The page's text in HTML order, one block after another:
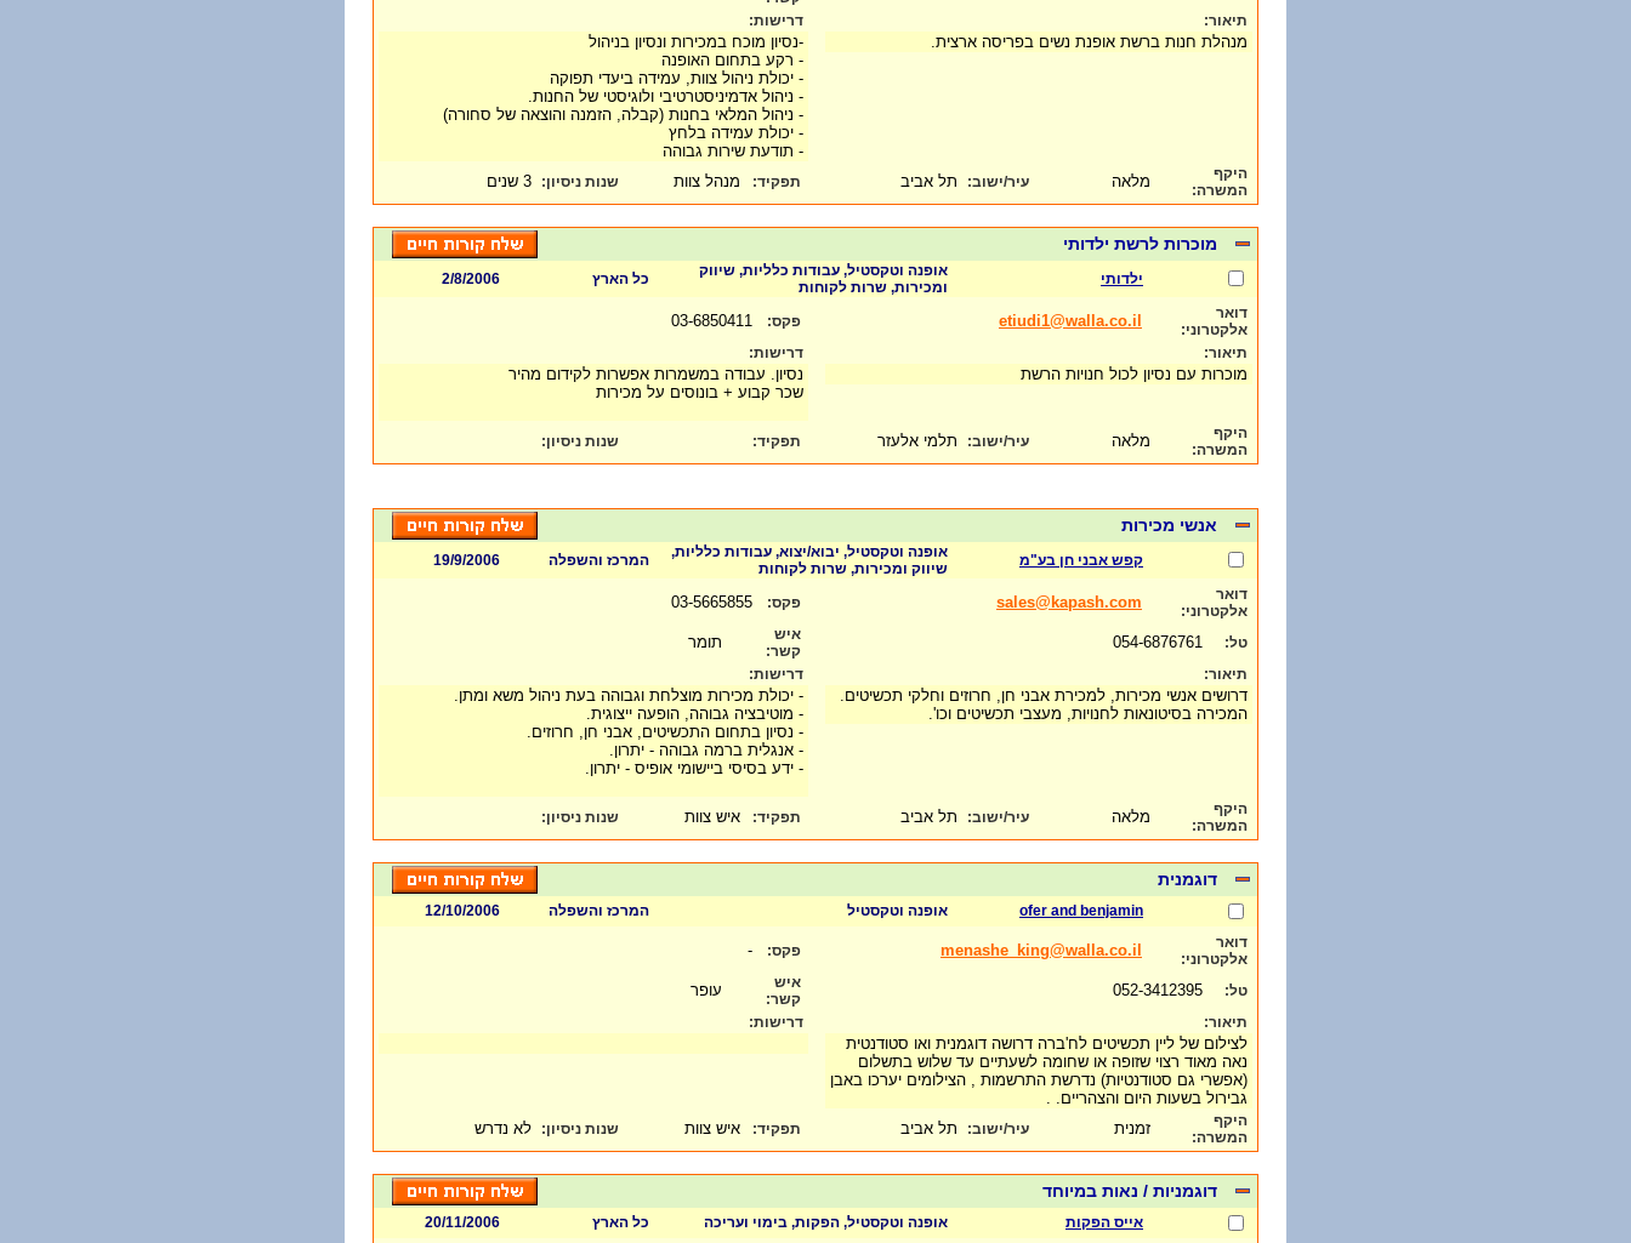
תיאור:
מנהלת חנות ברשת אופנת נשים בפריסה ארצית.
דרישות:
-נסיון מוכח במכירות ונסיון בניהול
- רקע בתחום האופנה
- יכולת ניהול צוות, עמידה ביעדי תפוקה
- ניהול אדמיניסטרטיבי ולוגיסטי של החנות.
- ניהול המלאי בחנות (קבלה, הזמנה והוצאה של סחורה)
- יכולת עמידה בלחץ
- תודעת שירות גבוהה
היקף
המשרה:
מלאה עיר/ישוב: תל אביב תפקיד: מנהל צוות שנות ניסיון: 3 שנים
מוכרות לרשת ילדותי
ילדותי
אופנה וטקסטיל, עבודות כלליות, שיווק
ומכירות, שרות לקוחות
כל הארץ
2/8/2006
דואר
אלקטרוני:
etiudi1@walla.co.il פקס:
תיאור:
מוכרות עם נסיון לכול חנויות הרשת
דרישות:
נסיון. עבודה במשמרות אפשרות לקידום מהיר
שכר קבוע + בונוסים על מכירות
היקף
המשרה:
מלאה עיר/ישוב: תלמי אלעזר תפקיד: שנות ניסיון:
אנשי מכירות
קפש אבני חן בע"מ
אופנה וטקסטיל, יבוא/יצוא, עבודות כלליות,
שיווק ומכירות, שרות לקוחות
המרכז והשפלה
19/9/2006
דואר
אלקטרוני:
sales@kapash.com פקס:
טל:
איש
קשר:
תומר
תיאור:
דרושים אנשי מכירות, למכירת אבני חן, חרוזים וחלקי תכשיטים.
המכירה בסיטונאות לחנויות, מעצבי תכשיטים וכו'.
דרישות:
- יכולת מכירות מוצלחת וגבוהה בעת ניהול משא ומתן.
- מוטיבציה גבוהה, הופעה ייצוגית.
- נסיון בתחום התכשיטים, אבני חן, חרוזים.
- אנגלית ברמה גבוהה - יתרון.
- ידע בסיסי ביישומי אופיס - יתרון.
היקף
המשרה:
מלאה עיר/ישוב: תל אביב תפקיד: איש צוות שנות ניסיון:
דוגמנית
ofer and benjamin אופנה וטקסטיל המרכז והשפלה
12/10/2006
דואר
אלקטרוני:
menashe_king@walla.co.il פקס: -
טל:
איש
קשר:
עופר
תיאור:
לצילום של ליין תכשיטים לח'ברה דרושה דוגמנית ואו סטודנטית
נאה מאוד רצוי שזופה או שחומה לשעתיים עד שלוש בתשלום
(אפשרי גם סטודנטיות) נדרשת התרשמות , הצילומים יערכו באבן
גבירול בשעות היום והצהריים. .
דרישות:
היקף
המשרה:
זמנית עיר/ישוב: תל אביב תפקיד: איש צוות שנות ניסיון: לא נדרש
דוגמניות / נאות במיוחד
אייס הפקות אופנה וטקסטיל, הפקות, בימוי ועריכה כל הארץ 20/11/2006